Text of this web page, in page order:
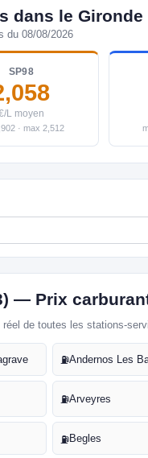
dans le Gironde
du 08/08/2026
SP98
L moyen
· max 2,512
— Prix
de toutes les stations-
⛽Andernos Les
⛽Arveyres
⛽Begles